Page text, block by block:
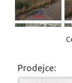
Prodejce: